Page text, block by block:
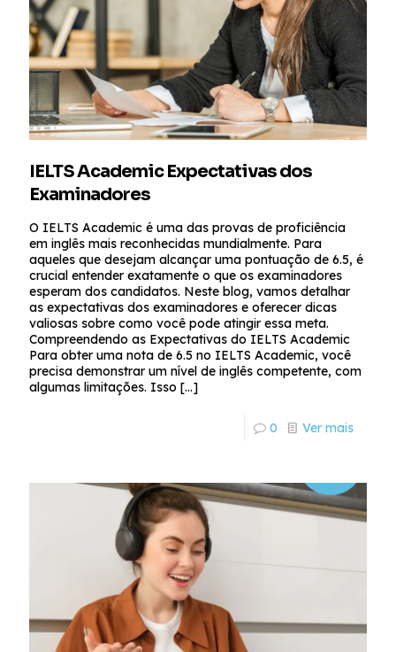
IELTS Academic Expectativas dos
Examinadores
O IELTS Academic é uma das provas de proficiência
em inglês mais reconhecidas mundialmente. Para
aqueles que desejam alcançar uma pontuação de 6.5, é
crucial entender exatamente o que os examinadores
esperam dos candidatos. Neste blog, vamos detalhar
as expectativas dos examinadores e oferecer dicas
valiosas sobre como você pode atingir essa meta.
Compreendendo as Expectativas do IELTS Academic
Para obter uma nota de 6.5 no IELTS Academic, você
precisa demonstrar um nível de inglês competente, com
algumas limitações. Isso […]
0 Ver mais